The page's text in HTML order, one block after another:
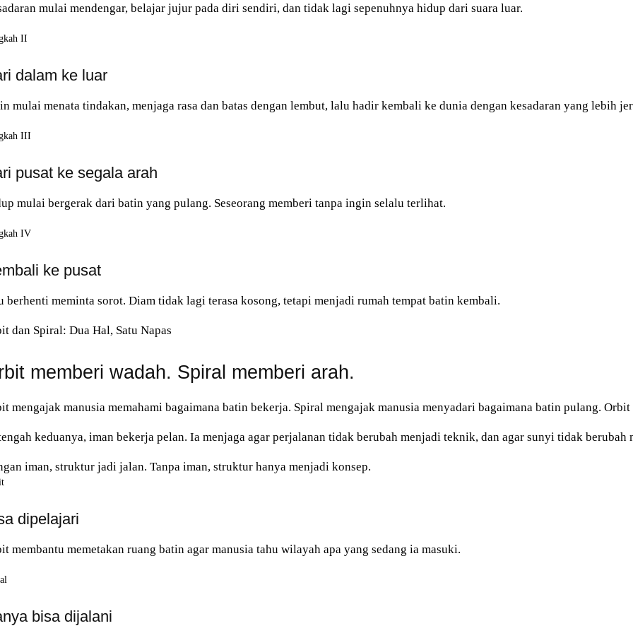
mulai mendengar, belajar jujur pada diri sendiri, dan tidak lagi sepenuhnya hidup dari suara luar.
II
dalam ke luar
mulai menata tindakan, menjaga rasa dan batas dengan lembut, lalu hadir kembali ke dunia dengan kesadaran yang lebih
III
pusat ke segala arah
mulai bergerak dari batin yang pulang. Seseorang memberi tanpa ingin selalu terlihat.
IV
ke pusat
berhenti meminta sorot. Diam tidak lagi terasa kosong, tetapi menjadi rumah tempat batin kembali.
dan Spiral: Dua Hal, Satu Napas
memberi wadah. Spiral memberi arah.
mengajak manusia memahami bagaimana batin bekerja. Spiral mengajak manusia menyadari bagaimana batin pulang.
keduanya, iman bekerja pelan. Ia menjaga agar perjalanan tidak berubah menjadi teknik, dan agar sunyi tidak berubah
iman, struktur jadi jalan. Tanpa iman, struktur hanya menjadi konsep.
dipelajari
membantu memetakan ruang batin agar manusia tahu wilayah apa yang sedang ia masuki.
bisa dijalani